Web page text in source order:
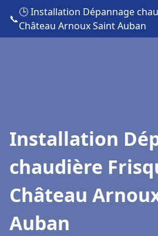
📞
🕒 Installation Dépannage
Château Arnoux Saint Auban
Installation
chaudière
Château
Auban